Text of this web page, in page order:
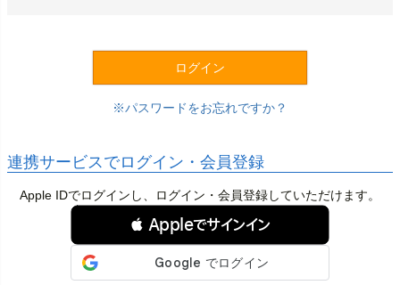
ログイン
パスワードをお忘れですか？
連携サービスでログイン・会員登録
Apple IDでログインし、ログイン・会員登録していただけます。
 Appleでサインイン